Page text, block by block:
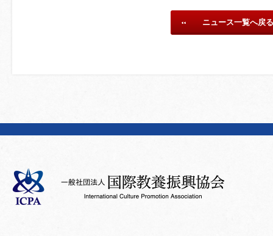
ニュース一覧へ戻る